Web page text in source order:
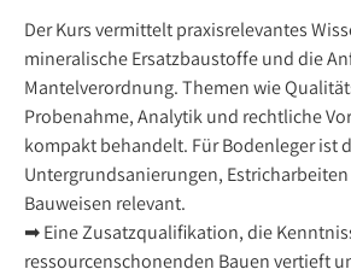
Der Kurs vermittelt praxisrelevantes
mineralische Ersatzbaustoffe und die
Mantelverordnung. Themen wie
Probenahme, Analytik und rechtliche
kompakt behandelt. Für Bodenleger ist
Untergrundsanierungen,
Bauweisen relevant.
➡ Eine Zusatzqualifikation, die
ressourcenschonenden Bauen vertieft